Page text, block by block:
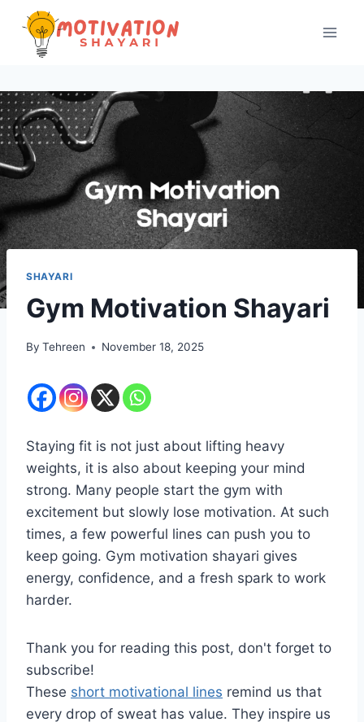
content
SHAYARI
Gym Motivation Shayari
By Tehreen November 18, 2025
Staying fit is not just about lifting heavy
weights, it is also about keeping your mind
strong. Many people start the gym with
excitement but slowly lose motivation. At such
times, a few powerful lines can push you to
keep going. Gym motivation shayari gives
energy, confidence, and a fresh spark to work
harder.
Thank you for reading this post, don't forget to
subscribe!
These short motivational lines remind us that
every drop of sweat has value. They inspire us